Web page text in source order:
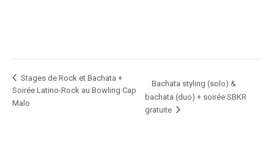
Stages de Rock et Bachata +
Soirée Latino-Rock au Bowling Cap
Malo
Bachata styling (solo) &
bachata (duo) + soirée SBKR
gratuite